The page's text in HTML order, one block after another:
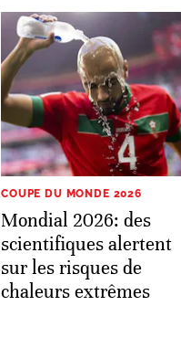
COUPE DU MONDE 2026
Mondial 2026: des
scientifiques alertent
sur les risques de
chaleurs extrêmes